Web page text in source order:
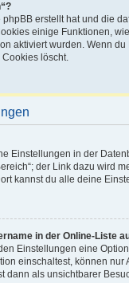
erstellt hat und die
einige Funktionen,
aktiviert wurden. Wenn
löscht.
Einstellungen in der
der Link dazu wird
kannst du alle deine
in der Online-Liste
Einstellungen eine
einschaltest, können
dann als unsichtbarer